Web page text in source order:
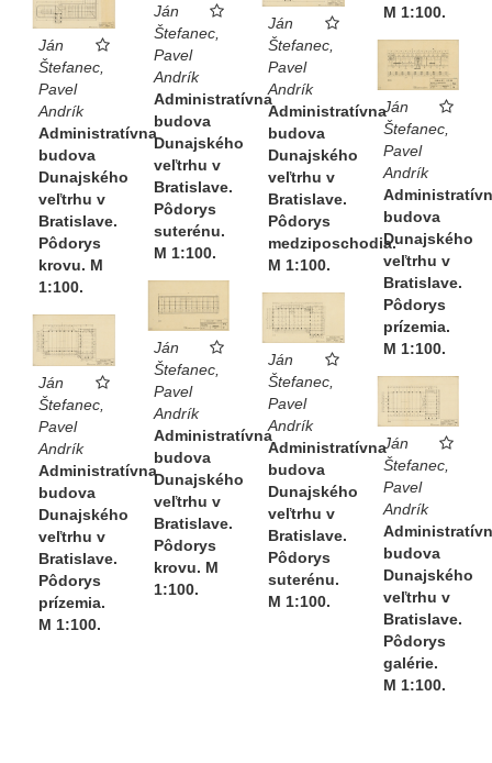
M 1:100.
Ján
Štefanec,
Pavel
Andrík
Administratívna
budova
Dunajského
veľtrhu v
Bratislave.
Pôdorys
suterénu.
M 1:100.
Ján
Štefanec,
Pavel
Andrík
Administratívna
budova
Dunajského
veľtrhu v
Bratislave.
Pôdorys
medziposchodia.
M 1:100.
Ján
Štefanec,
Pavel
Andrík
Administratívna
budova
Dunajského
veľtrhu v
Bratislave.
Pôdorys
krovu. M
1:100.
Ján
Štefanec,
Pavel
Andrík
budova
Dunajského
veľtrhu v
Bratislave.
Pôdorys
prízemia.
M 1:100.
Ján
Štefanec,
Pavel
Andrík
Administratívna
budova
Dunajského
veľtrhu v
Bratislave.
Pôdorys
krovu. M
1:100.
Ján
Štefanec,
Pavel
Andrík
Administratívna
budova
Dunajského
veľtrhu v
Bratislave.
Pôdorys
suterénu.
M 1:100.
Ján
Štefanec,
Pavel
Andrík
Administratívna
budova
Dunajského
veľtrhu v
Bratislave.
Pôdorys
prízemia.
M 1:100.
Ján
Štefanec,
Pavel
Andrík
budova
Dunajského
veľtrhu v
Bratislave.
Pôdorys
galérie.
M 1:100.